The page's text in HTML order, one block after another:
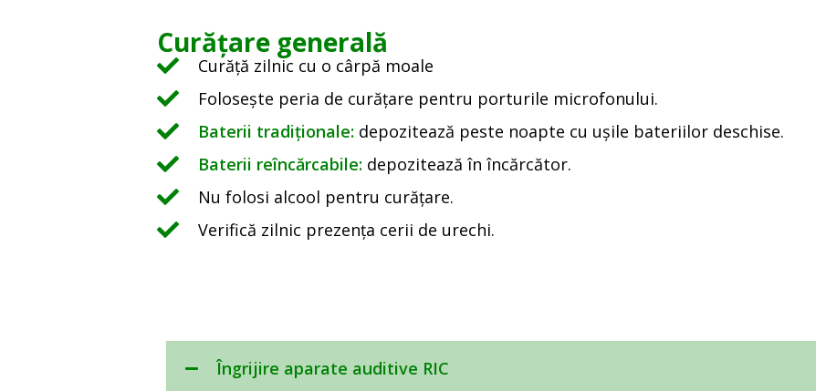
Curățare generală
Curăță zilnic cu o cârpă moale
Folosește peria de curățare pentru porturile microfonului.
Baterii tradiționale: depozitează peste noapte cu ușile bateriilor deschise.
Baterii reîncărcabile: depozitează în încărcător.
Nu folosi alcool pentru curățare.
Verifică zilnic prezența cerii de urechi.
Îngrijire aparate auditive RIC